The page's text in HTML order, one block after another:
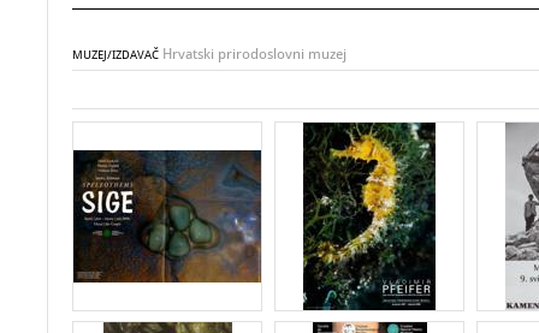
MUZEJ/IZDAVAČ Hrvatski prirodoslovni muzej